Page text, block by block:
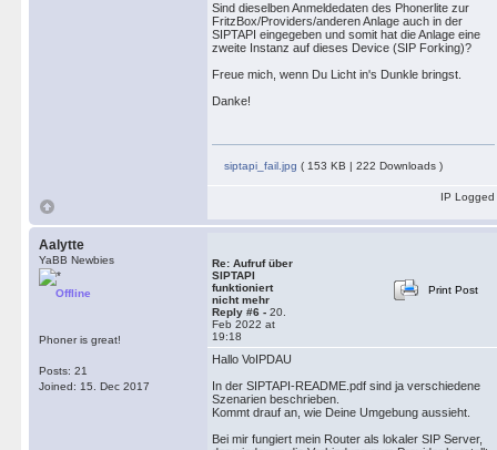
Sind dieselben Anmeldedaten des Phonerlite zur
FritzBox/Providers/anderen Anlage auch in der
SIPTAPI eingegeben und somit hat die Anlage eine
zweite Instanz auf dieses Device (SIP Forking)?
Freue mich, wenn Du Licht in's Dunkle bringst.
Danke!
siptapi_fail.jpg ( 153 KB | 222 Downloads )
IP Logged
Aalytte
YaBB Newbies
Offline
Phoner is great!
Posts: 21
Joined: 15. Dec 2017
Re: Aufruf über
SIPTAPI
funktioniert
nicht mehr
Reply #6 - 20.
Feb 2022 at
19:18
Print Post
Hallo VoIPDAU
In der SIPTAPI-README.pdf sind ja verschiedene
Szenarien beschrieben.
Kommt drauf an, wie Deine Umgebung aussieht.
Bei mir fungiert mein Router als lokaler SIP Server,